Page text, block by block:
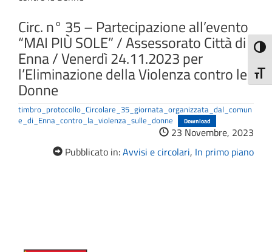
Circ. n° 35 – Partecipazione all’evento
“MAI PIÙ SOLE” / Assessorato Città di
Enna / Venerdì 24.11.2023 per
l’Eliminazione della Violenza contro le
Donne
timbro_protocollo_Circolare_35_giornata_organizzata_dal_comun
e_di_Enna_contro_la_violenza_sulle_donne
Download
23 Novembre, 2023
Pubblicato in:Avvisi e circolari, In primo piano